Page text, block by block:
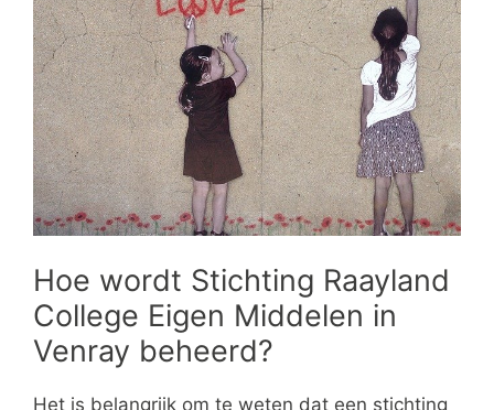
Hoe wordt Stichting Raayland
College Eigen Middelen in
Venray beheerd?
Het is belangrijk om te weten dat een stichting